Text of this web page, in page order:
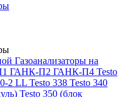
Газоанализаторы на
ГАНК-П2 ГАНК-П4 Testo
2 LL Testo 338 Testo 340
Testo 350 (блок